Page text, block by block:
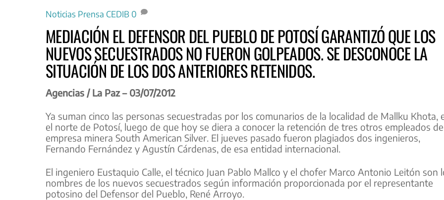
Noticias Prensa CEDIB 0
MEDIACIÓN EL DEFENSOR DEL PUEBLO DE POTOSÍ GARANTIZÓ QUE LOS
NUEVOS SECUESTRADOS NO FUERON GOLPEADOS. SE DESCONOCE LA
SITUACIÓN DE LOS DOS ANTERIORES RETENIDOS.
Agencias / La Paz – 03/07/2012
Ya suman cinco las personas secuestradas por los comunarios de la localidad de Mallku Khota,
el norte de Potosí, luego de que hoy se diera a conocer la retención de tres otros empleados
empresa minera South American Silver. El jueves pasado fueron plagiados dos ingenieros,
Fernando Fernández y Agustín Cárdenas, de esa entidad internacional.
El ingeniero Eustaquio Calle, el técnico Juan Pablo Mallco y el chofer Marco Antonio Leitón son
nombres de los nuevos secuestrados según información proporcionada por el representante
potosino del Defensor del Pueblo, René Arroyo.